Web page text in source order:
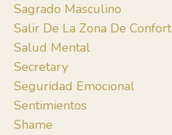
Sagrado Masculino
Salir De La Zona De Confort
Salud Mental
Secretary
Seguridad Emocional
Sentimientos
Shame